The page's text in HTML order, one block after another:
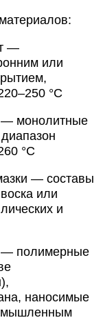
—
или
°C
— монолитные
°C
— составы
или
и
— полимерные
наносимые